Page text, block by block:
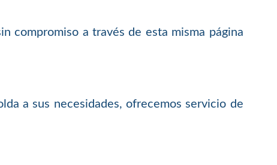
compromiso a través de esta misma página
a sus necesidades, ofrecemos servicio de